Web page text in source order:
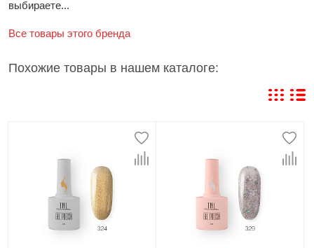
выбираете...
Все товары этого бренда
Похожие товары в нашем каталоге: